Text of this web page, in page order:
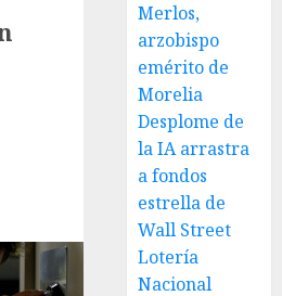
Merlos,
arzobispo
emérito de
Morelia
Desplome de
la IA arrastra
a fondos
estrella de
Wall Street
Lotería
Nacional